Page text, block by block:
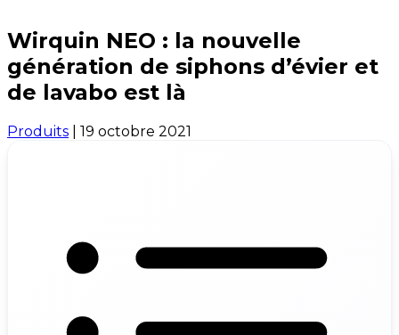
Wirquin NEO : la nouvelle
génération de siphons d’évier et
de lavabo est là
Produits 19 octobre 2021